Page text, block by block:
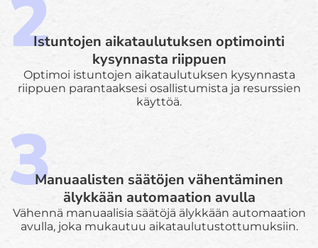
Istuntojen aikataulutuksen optimointi
kysynnasta riippuen
Optimoi istuntojen aikataulutuksen kysynnasta
riippuen parantaaksesi osallistumista ja resurssien
käyttöä.
Manuaalisten säätöjen vähentäminen
älykkään automaation avulla
Vähennä manuaalisia säätöjä älykkään automaation
avulla, joka mukautuu aikataulutustottumuksiin.